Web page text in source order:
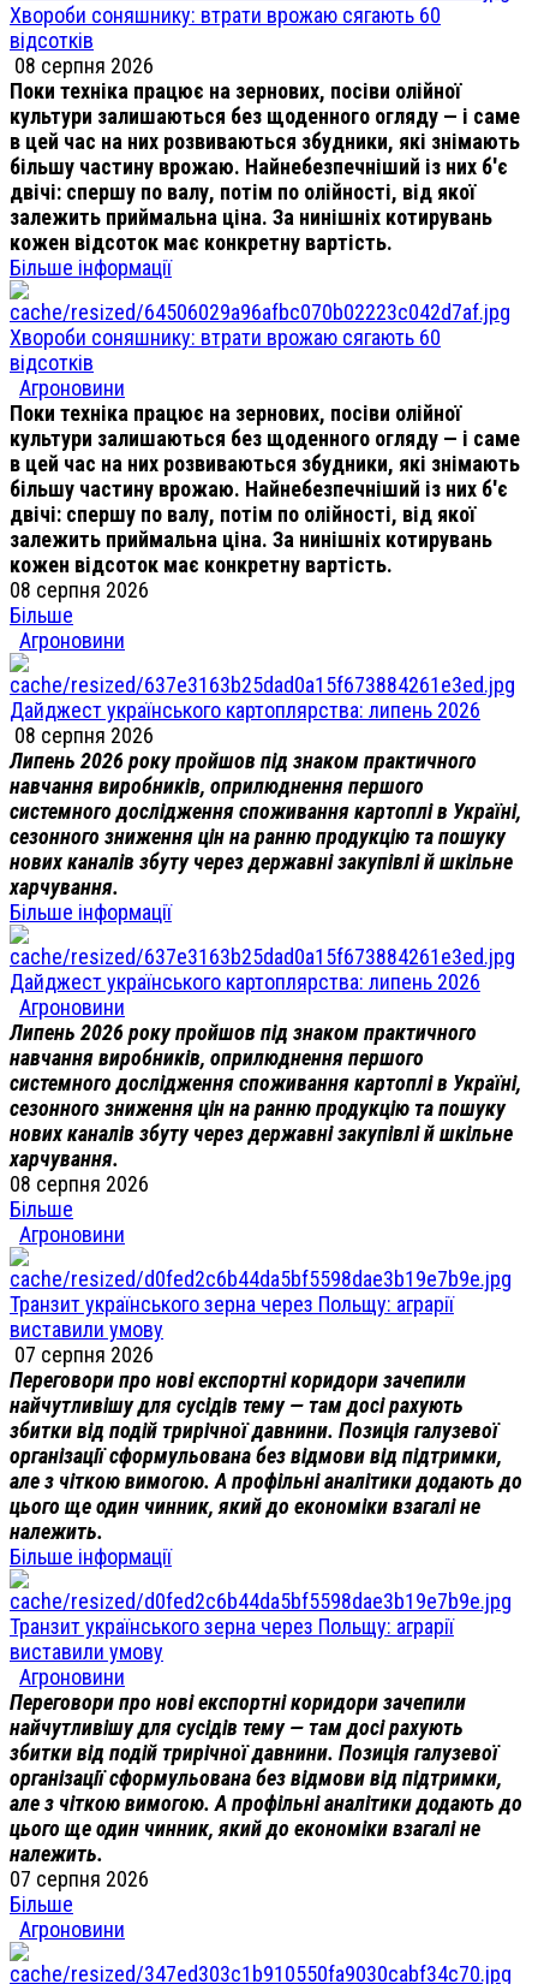
Хвороби соняшнику: втрати врожаю сягають 60
відсотків
08 серпня 2026
Поки техніка працює на зернових, посіви олійної
культури залишаються без щоденного огляду — і саме
в цей час на них розвиваються збудники, які знімають
більшу частину врожаю. Найнебезпечніший із них б'є
двічі: спершу по валу, потім по олійності, від якої
залежить приймальна ціна. За нинішніх котирувань
кожен відсоток має конкретну вартість.
Більше інформації
Хвороби соняшнику: втрати врожаю сягають 60
відсотків
Агроновини
Поки техніка працює на зернових, посіви олійної
культури залишаються без щоденного огляду — і саме
в цей час на них розвиваються збудники, які знімають
більшу частину врожаю. Найнебезпечніший із них б'є
двічі: спершу по валу, потім по олійності, від якої
залежить приймальна ціна. За нинішніх котирувань
кожен відсоток має конкретну вартість.
08 серпня 2026
Більше
Агроновини
Дайджест українського картоплярства: липень 2026
08 серпня 2026
Липень 2026 року пройшов під знаком практичного
навчання виробників, оприлюднення першого
системного дослідження споживання картоплі в Україні,
сезонного зниження цін на ранню продукцію та пошуку
нових каналів збуту через державні закупівлі й шкільне
харчування.
Більше інформації
Дайджест українського картоплярства: липень 2026
Агроновини
Липень 2026 року пройшов під знаком практичного
навчання виробників, оприлюднення першого
системного дослідження споживання картоплі в Україні,
сезонного зниження цін на ранню продукцію та пошуку
нових каналів збуту через державні закупівлі й шкільне
харчування.
08 серпня 2026
Більше
Агроновини
Транзит українського зерна через Польщу: аграрії
виставили умову
07 серпня 2026
Переговори про нові експортні коридори зачепили
найчутливішу для сусідів тему — там досі рахують
збитки від подій трирічної давнини. Позиція галузевої
організації сформульована без відмови від підтримки,
але з чіткою вимогою. А профільні аналітики додають до
цього ще один чинник, який до економіки взагалі не
належить.
Більше інформації
Транзит українського зерна через Польщу: аграрії
виставили умову
Агроновини
Переговори про нові експортні коридори зачепили
найчутливішу для сусідів тему — там досі рахують
збитки від подій трирічної давнини. Позиція галузевої
організації сформульована без відмови від підтримки,
але з чіткою вимогою. А профільні аналітики додають до
цього ще один чинник, який до економіки взагалі не
належить.
07 серпня 2026
Більше
Агроновини